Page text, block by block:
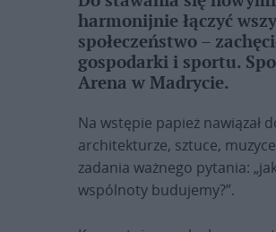
harmonijnie łączyć
społeczeństwo –
gospodarki i sportu.
Arena w Madrycie.
Na wstępie papież nawiązał
architekturze, sztuce,
zadania ważnego pytania:
wspólnoty budujemy?”.